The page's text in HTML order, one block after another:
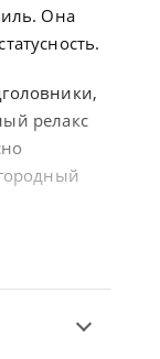
Она
релакс